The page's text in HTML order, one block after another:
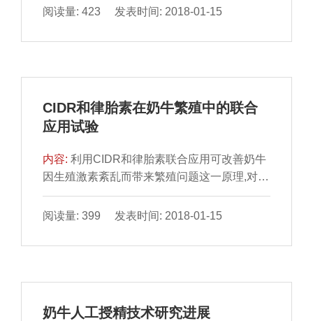
变等因素,导致体内激素分泌失调,引起异常发
行处理。1二次发情临床上约占30%左右的产
又很快出现第二次发情,与第一次发情间隔少则
发情奶牛要及时进行第二次输精,输精准胎率较
高。...
阅读量: 423 发表时间: 2018-01-15
CIDR和律胎素在奶牛繁殖中的联合
应用试验
内容:利用CIDR和律胎素联合应用可改善奶牛
因生殖激素紊乱而带来繁殖问题这一原理,对患
有卵巢静止或卵巢囊肿的奶牛进行治疗试验,获
得了受孕率分别达到50%与60%的结果。
阅读量: 399 发表时间: 2018-01-15
奶牛人工授精技术研究进展